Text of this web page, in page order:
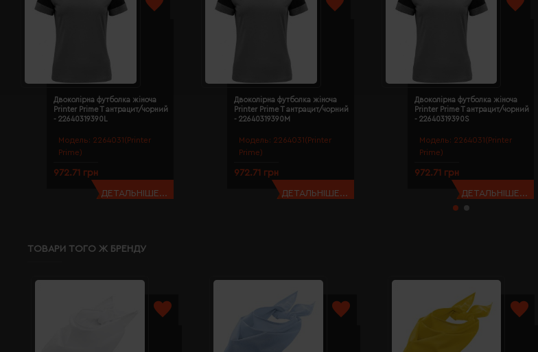
Модель: 2264031(Printer
Prime)
Двоколірна футболка жіноча
Printer Prime T антрацит/чорний
- 22640319390L
972.71 грн
ДЕТАЛЬНІШЕ...
Модель: 2264031(Printer
Prime)
Двоколірна футболка жіноча
Printer Prime T антрацит/чорний
- 22640319390M
972.71 грн
ДЕТАЛЬНІШЕ...
Модель: 2264031(Printer
Prime)
Двоколірна футболка жіноча
Printer Prime T антрацит/чорний
- 22640319390S
972.71 грн
ДЕТАЛЬНІШЕ...
ТОВАРИ ТОГО Ж БРЕНДУ